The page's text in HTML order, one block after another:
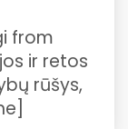
from
ir retos
rūšys,